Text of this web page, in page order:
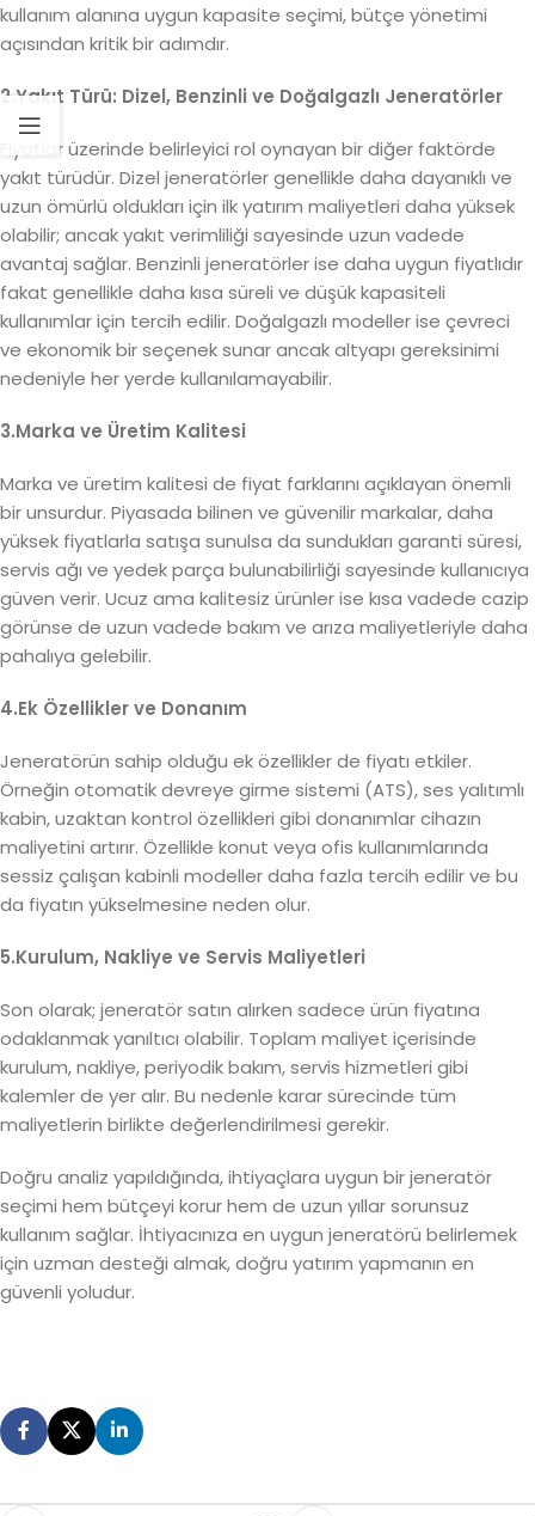
kullanım alanına uygun kapasite seçimi, bütçe yönetimi
açısından kritik bir adımdır.
2.Yakıt Türü: Dizel, Benzinli ve Doğalgazlı Jeneratörler
Fiyatlar üzerinde belirleyici rol oynayan bir diğer faktörde
yakıt türüdür. Dizel jeneratörler genellikle daha dayanıklı ve
uzun ömürlü oldukları için ilk yatırım maliyetleri daha yüksek
olabilir; ancak yakıt verimliliği sayesinde uzun vadede
avantaj sağlar. Benzinli jeneratörler ise daha uygun fiyatlıdır
fakat genellikle daha kısa süreli ve düşük kapasiteli
kullanımlar için tercih edilir. Doğalgazlı modeller ise çevreci
ve ekonomik bir seçenek sunar ancak altyapı gereksinimi
nedeniyle her yerde kullanılamayabilir.
3.Marka ve Üretim Kalitesi
Marka ve üretim kalitesi de fiyat farklarını açıklayan önemli
bir unsurdur. Piyasada bilinen ve güvenilir markalar, daha
yüksek fiyatlarla satışa sunulsa da sundukları garanti süresi,
servis ağı ve yedek parça bulunabilirliği sayesinde kullanıcıya
güven verir. Ucuz ama kalitesiz ürünler ise kısa vadede cazip
görünse de uzun vadede bakım ve arıza maliyetleriyle daha
pahalıya gelebilir.
4.Ek Özellikler ve Donanım
Jeneratörün sahip olduğu ek özellikler de fiyatı etkiler.
Örneğin otomatik devreye girme sistemi (ATS), ses yalıtımlı
kabin, uzaktan kontrol özellikleri gibi donanımlar cihazın
maliyetini artırır. Özellikle konut veya ofis kullanımlarında
sessiz çalışan kabinli modeller daha fazla tercih edilir ve bu
da fiyatın yükselmesine neden olur.
5.Kurulum, Nakliye ve Servis Maliyetleri
Son olarak; jeneratör satın alırken sadece ürün fiyatına
odaklanmak yanıltıcı olabilir. Toplam maliyet içerisinde
kurulum, nakliye, periyodik bakım, servis hizmetleri gibi
kalemler de yer alır. Bu nedenle karar sürecinde tüm
maliyetlerin birlikte değerlendirilmesi gerekir.
Doğru analiz yapıldığında, ihtiyaçlara uygun bir jeneratör
seçimi hem bütçeyi korur hem de uzun yıllar sorunsuz
kullanım sağlar. İhtiyacınıza en uygun jeneratörü belirlemek
için uzman desteği almak, doğru yatırım yapmanın en
güvenli yoludur.